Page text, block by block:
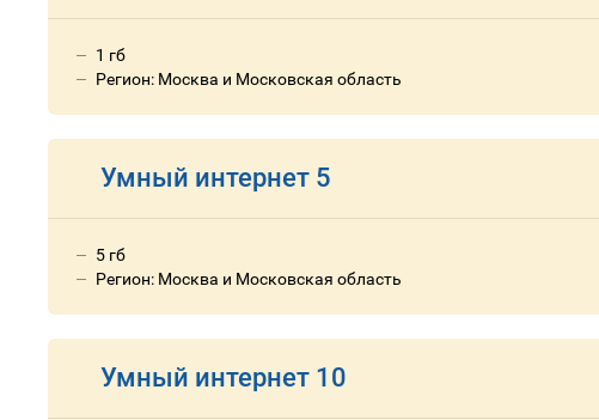
1 гб
Регион: Москва и Московская область
Умный интернет 5
5 гб
Регион: Москва и Московская область
Умный интернет 10